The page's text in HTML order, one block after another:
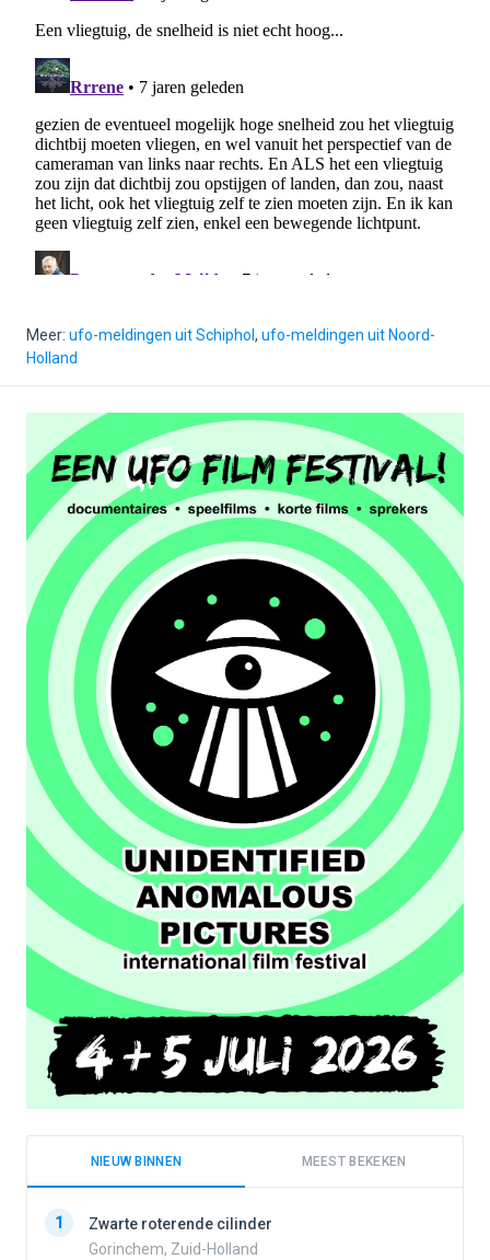
Meer: ufo-meldingen uit Schiphol , ufo-meldingen uit Noord-
Holland
NIEUW BINNEN MEEST BEKEKEN
1
Zwarte roterende cilinder
Gorinchem, Zuid-Holland